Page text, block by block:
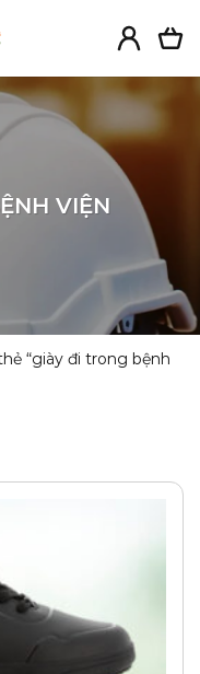
VIỆN
“giày đi trong bệnh